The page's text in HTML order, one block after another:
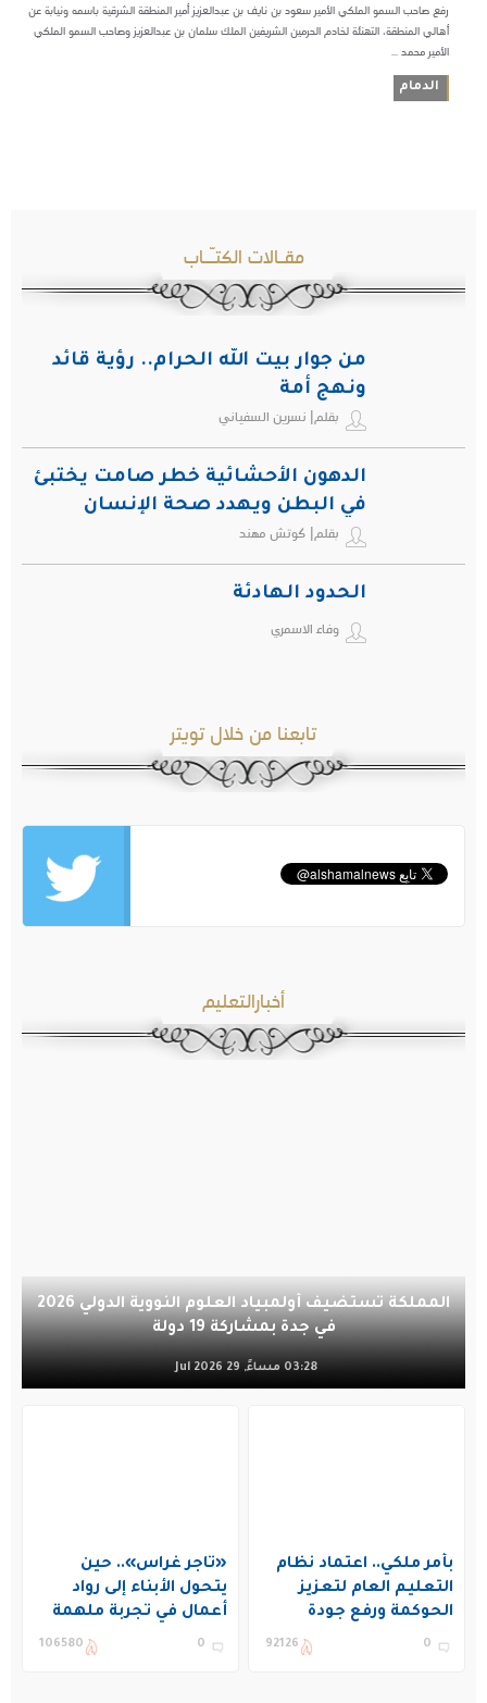
رفع صاحب السمو الملكي الأمير سعود بن نايف بن عبدالعزيز أمير المنطقة الشرقية باسمه ونيابة عن
أهالي المنطقة، التهنئة لخادم الحرمين الشريفين الملك سلمان بن عبدالعزيز وصاحب السمو الملكي
الأمير محمد ...
الدمام
مقـالات الكتـّـاب
من جوار بيت الله الحرام.. رؤية قائد
ونهج أمة
بقلم| نسرين السفياني
الدهون الأحشائية خطر صامت يختبئ
في البطن ويهدد صحة الإنسان
بقلم| كوتش مهند
الحدود الهادئة
وفاء الاسمري
تابعنا من خلال تويتر
أخبارالتعليم
المملكة تستضيف أولمبياد العلوم النووية الدولي 2026
في جدة بمشاركة 19 دولة
03:28 مساءً, 29 Jul 2026
بأمر ملكي.. اعتماد نظام
التعليم العام لتعزيز
الحوكمة ورفع جودة
التعليم في المملكة
0
92126
«تاجر غراس».. حين
يتحول الأبناء إلى رواد
أعمال في تجربة ملهمة
بنادي غراس الصيفي
0
106580